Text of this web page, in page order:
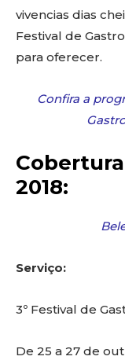
vivencias dias
Festival de
para oferecer.
Confira a
2018:
Serviço:
3º Festival de
De 25 a 27 de